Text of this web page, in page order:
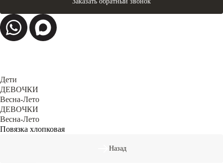
Дети
ДЕВОЧКИ
Весна-Лето
ДЕВОЧКИ
Весна-Лето
Повязка хлопковая
Назад